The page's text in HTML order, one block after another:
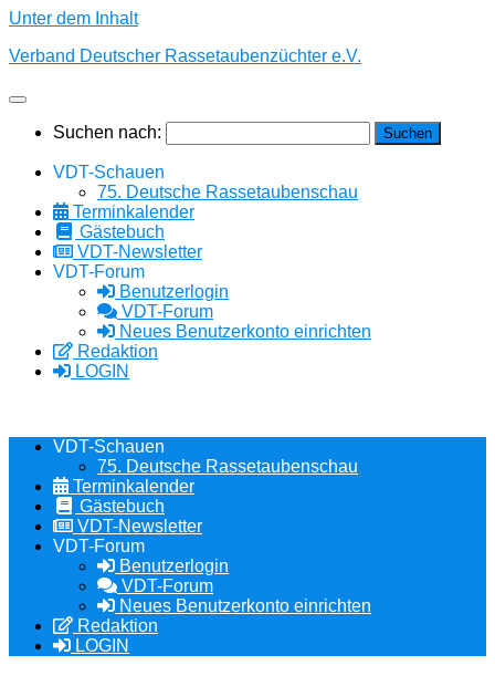
Unter dem Inhalt
Verband Deutscher Rassetaubenzüchter e.V.
Suchen nach:
VDT-Schauen
75. Deutsche Rassetaubenschau
Terminkalender
Gästebuch
VDT-Newsletter
VDT-Forum
Benutzerlogin
VDT-Forum
Neues Benutzerkonto einrichten
Redaktion
LOGIN
VDT-Schauen
75. Deutsche Rassetaubenschau
Terminkalender
Gästebuch
VDT-Newsletter
VDT-Forum
Benutzerlogin
VDT-Forum
Neues Benutzerkonto einrichten
Redaktion
LOGIN